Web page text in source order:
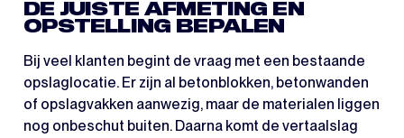
DE JUISTE AFMETING EN
OPSTELLING BEPALEN
Bij veel klanten begint de vraag met een bestaande
opslaglocatie. Er zijn al betonblokken, betonwanden
of opslagvakken aanwezig, maar de materialen liggen
nog onbeschut buiten. Daarna komt de vertaalslag